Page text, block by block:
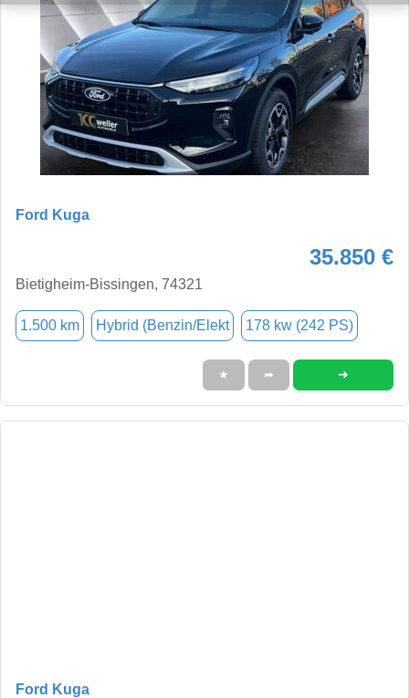
Ford Kuga
35.850 €
Bietigheim-Bissingen, 74321
1.500 km Hybrid (Benzin/Elekt 178 kw (242 PS)
★ ➦ ➜
Ford Kuga